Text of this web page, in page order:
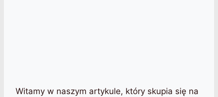
Witamy w naszym artykule, który skupia się na